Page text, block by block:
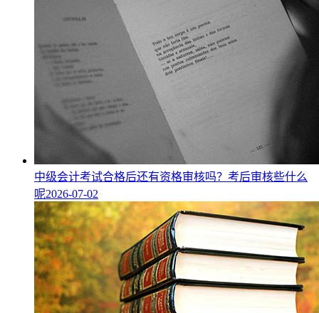
中级会计考试合格后还有资格审核吗？考后审核些什么
呢2026-07-02